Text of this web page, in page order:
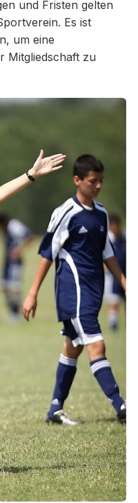
und Fristen gelten
Es ist
um eine
Mitgliedschaft zu